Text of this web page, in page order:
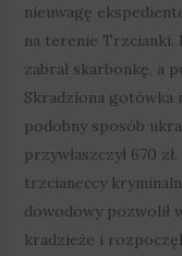
nieuwagę
na terenie Trzcianki.
zabrał skarbonkę, a
Skradziona gotówka
podobny sposób
przywłaszczył 670
trzcianeccy
dowodowy pozwolił
kradzieże i